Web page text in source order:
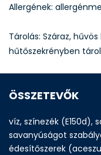
Allergének:
Tárolás: Száraz,
hűtőszekrényben
ÖSSZETEVŐK
víz, színezék
savanyúságot
édesítőszerek